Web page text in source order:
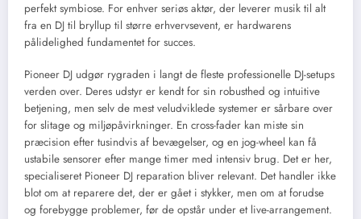
perfekt symbiose. For enhver seriøs aktør, der leverer musik til alt
fra en DJ til bryllup til større erhvervsevent, er hardwarens
pålidelighed fundamentet for succes.
Pioneer DJ udgør rygraden i langt de fleste professionelle DJ-setups
verden over. Deres udstyr er kendt for sin robusthed og intuitive
betjening, men selv de mest veludviklede systemer er sårbare over
for slitage og miljøpåvirkninger. En cross-fader kan miste sin
præcision efter tusindvis af bevægelser, og en jog-wheel kan få
ustabile sensorer efter mange timer med intensiv brug. Det er her,
specialiseret Pioneer DJ reparation bliver relevant. Det handler ikke
blot om at reparere det, der er gået i stykker, men om at forudse
og forebygge problemer, før de opstår under et live-arrangement.